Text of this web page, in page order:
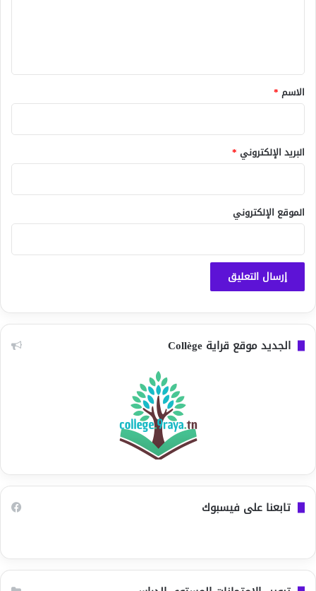
*
الاسم *
البريد الإلكتروني *
الموقع الإلكتروني
الجديد موقع قراية Collège
تابعنا على فيسبوك